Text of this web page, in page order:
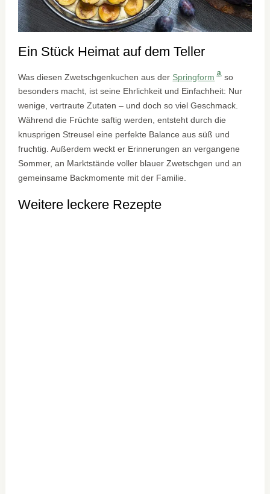
Ein Stück Heimat auf dem Teller
Was diesen Zwetschgenkuchen aus der Springform
so
besonders macht, ist seine Ehrlichkeit und Einfachheit: Nur
wenige, vertraute Zutaten – und doch so viel Geschmack.
Während die Früchte saftig werden, entsteht durch die
knusprigen Streusel eine perfekte Balance aus süß und
fruchtig. Außerdem weckt er Erinnerungen an vergangene
Sommer, an Marktstände voller blauer Zwetschgen und an
gemeinsame Backmomente mit der Familie.
Weitere leckere Rezepte